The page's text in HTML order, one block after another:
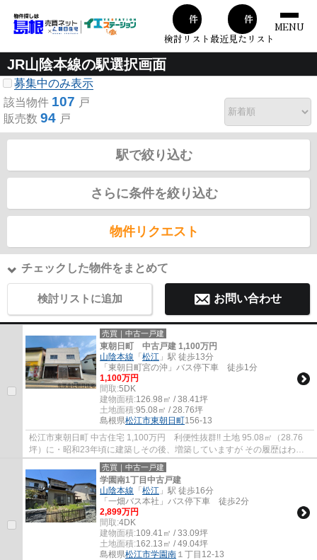
00件
検討リスト
00件
最近見たリスト
MENU
JR山陰本線の駅選択画面
募集中のみ表示
該当物件 107 戸
販売数 94 戸
駅で絞り込む
さらに条件を絞り込む
物件リクエスト
チェックした物件をまとめて
検討リストに追加 お問い合わせ
売買｜中古一戸建
東朝日町 中古戸建 1,100万円
山陰本線 「松江 」駅 徒歩13分
「東朝日町宮の沖」バス停下車 徒歩1分
1,100万円
間取:5DK
建物面積:126.98㎡ / 38.41坪
土地面積:95.08㎡ / 28.76坪
島根県松江市東朝日町156-13
松江市東朝日町 中古住宅 1,100万円 利便性抜群!! 土地 95.08㎡（28.76
坪）に・昭和23年頃に建築しその後、増築していますが その履歴はわか
りません １階と２階の一部はリフォームを...
売買｜中古一戸建
学園南1丁目中古戸建
山陰本線 「松江 」駅 徒歩16分
「一畑バス本社」バス停下車 徒歩2分
2,899万円
間取:4DK
建物面積:109.41㎡ / 33.09坪
土地面積:162.13㎡ / 49.04坪
島根県松江市学園南 １丁目12-13